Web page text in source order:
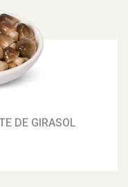
DE GIRASOL